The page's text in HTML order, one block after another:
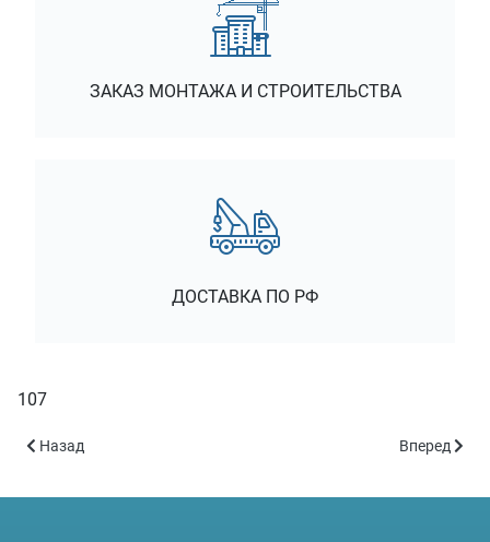
ЗАКАЗ МОНТАЖА И СТРОИТЕЛЬСТВА
ДОСТАВКА ПО РФ
107
Предыдущий: 131
Назад Следующий:
Вперед